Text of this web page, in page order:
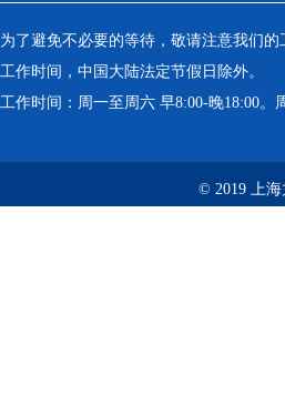
为了避免不必要的等待，敬请注意我们
工作时间，中国大陆法定节假日除外。
工作时间：周一至周六 早8:00-晚18:00。
© 2019 上